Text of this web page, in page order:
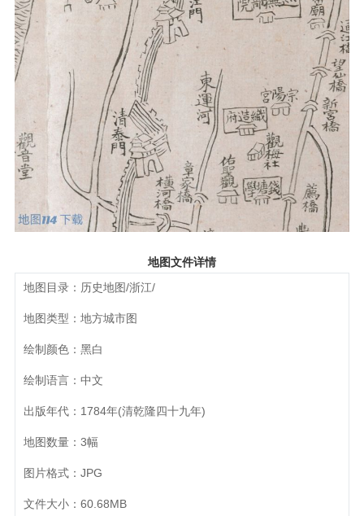
地图文件详情
地图目录：历史地图/浙江/
地图类型：地方城市图
绘制颜色：黑白
绘制语言：中文
出版年代：1784年(清乾隆四十九年)
地图数量：3幅
图片格式：JPG
文件大小：60.68MB